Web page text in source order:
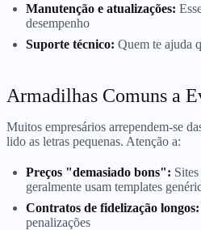
Manutenção e atualizações:
desempenho
Suporte técnico: Quem te ajuda
Armadilhas Comuns a
Muitos empresários arrependem-se
lido as letras pequenas. Atenção a:
Preços "demasiado bons":
geralmente usam templates
Contratos de fidelização longos:
penalizações